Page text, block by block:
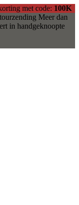
met code: 100K
Meer dan
in handgeknoopte